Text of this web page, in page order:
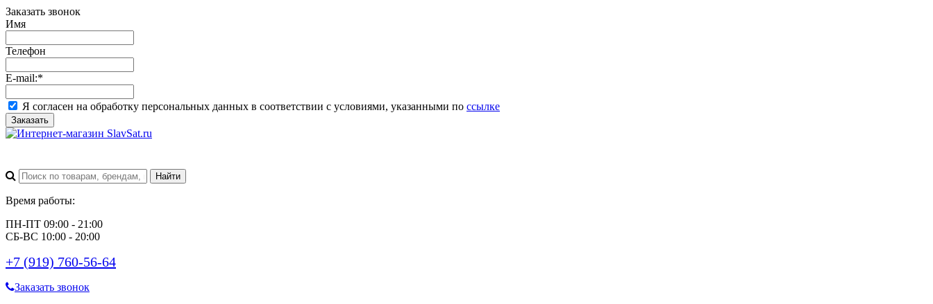
Заказать звонок
Имя
Телефон
E-mail:*
Я согласен на обработку персональных данных в соответствии с условиями, указанными по ссылке
Заказать
Время работы:
ПН-ПТ 09:00 - 21:00
СБ-ВС 10:00 - 20:00
+7 (919) 760-56-64
Заказать звонок